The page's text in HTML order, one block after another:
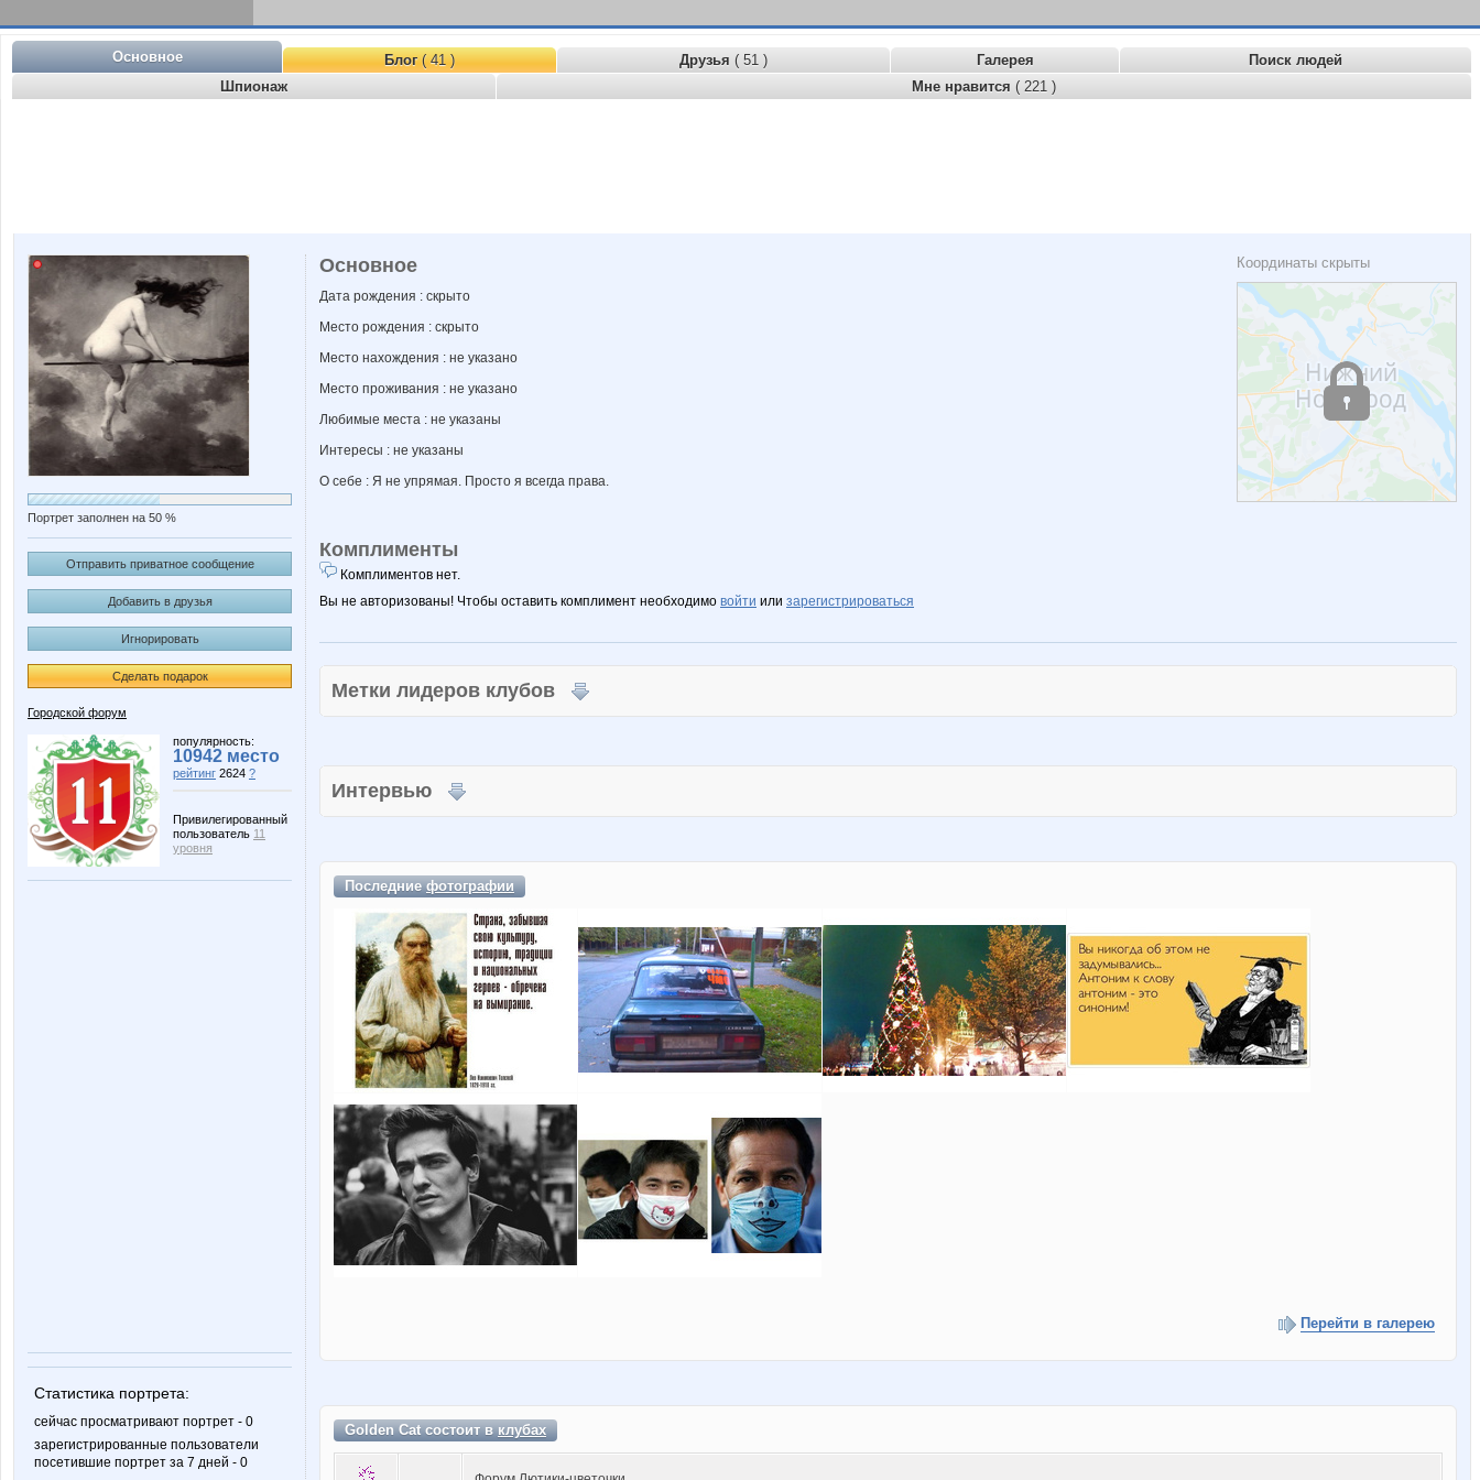
Основное Блог( 41 ) Друзья ( 51 ) Галерея
Поиск людей
Шпионаж
Мне нравится ( 221 )
Портрет заполнен на 50 %
Отправить приватное сообщение
Добавить в друзья
Игнорировать
Сделать подарок
Городской форум
популярность:
10942 место
рейтинг 2624 ?
Привилегированный
пользователь 11
уровня
Статистика портрета:
сейчас просматривают портрет - 0
зарегистрированные пользователи
посетившие портрет за 7 дней - 0
Координаты скрыты
Основное
Дата рождения : скрыто
Место рождения : скрыто
Место нахождения : не указано
Место проживания : не указано
Любимые места : не указаны
Интересы : не указаны
О себе : Я не упрямая. Просто я всегда права.
Комплименты
Комплиментов нет.
Вы не авторизованы! Чтобы оставить комплимент необходимо войти или зарегистрироваться
Метки лидеров клубов
Интервью
Последниефотографии
Перейти в галерею
Golden Cat состоит вклубах